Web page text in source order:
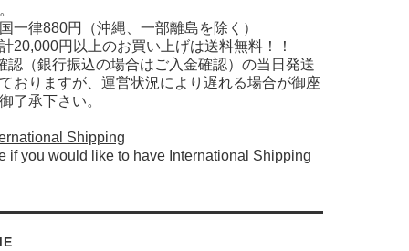
一律880円（沖縄、一部離島を除く）
20,000円以上のお買い上げは送料無料！！
認（銀行振込の場合はご入金確認）の当日発送
おりますが、運営状況により遅れる場合が御座
了承下さい。
Shipping
if you would like to have International Shipping